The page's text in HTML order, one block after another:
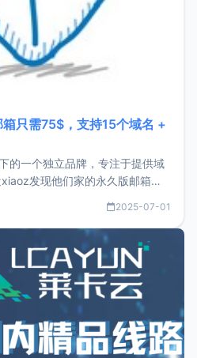
只需75$，支持15个域名 +
的一个独立品牌，专注于提供域
发现他们家的永久版邮箱服
一下 NameCrane。注册
持直接注册，必须要购买
2025-07-01